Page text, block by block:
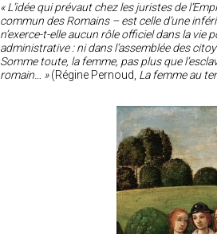
« L’idée qui prévaut chez les juristes de
commun des Romains – est celle d’une
n’exerce-t-elle aucun rôle officiel dans la
administrative : ni dans l’assemblée des
Somme toute, la femme, pas plus que
romain… »(Régine Pernoud, La femme au